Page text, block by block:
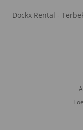
Dockx Rental -